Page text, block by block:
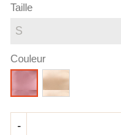
Taille
Couleur
Parme Doré
-